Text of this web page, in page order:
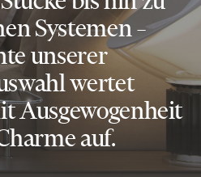
Systemen –
unserer
wertet
Ausgewogenheit
auf.